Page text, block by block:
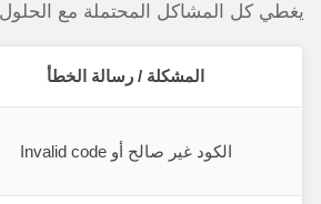
يغطي كل المشاكل المحتملة مع
المشكلة / رسالة الخطأ
الكود غير صالح أو Invalid code